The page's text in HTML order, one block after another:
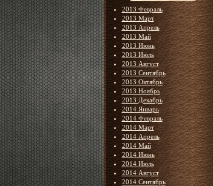
2013 Февраль
2013 Март
2013 Апрель
2013 Май
2013 Июнь
2013 Июль
2013 Август
2013 Сентябрь
2013 Октябрь
2013 Ноябрь
2013 Декабрь
2014 Январь
2014 Февраль
2014 Март
2014 Апрель
2014 Май
2014 Июнь
2014 Июль
2014 Август
2014 Сентябрь